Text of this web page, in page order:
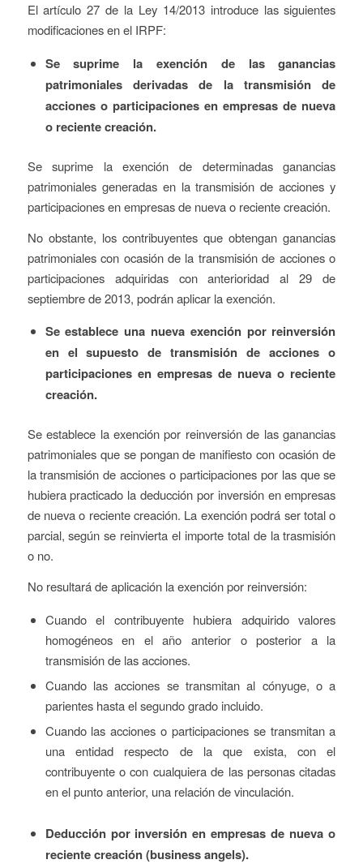
El artículo 27 de la Ley 14/2013 introduce las siguientes
modificaciones en el IRPF:
Se suprime la exención de las ganancias
patrimoniales derivadas de la transmisión de
acciones o participaciones en empresas de nueva
o reciente creación.
Se suprime la exención de determinadas ganancias
patrimoniales generadas en la transmisión de acciones y
participaciones en empresas de nueva o reciente creación.
No obstante, los contribuyentes que obtengan ganancias
patrimoniales con ocasión de la transmisión de acciones o
participaciones adquiridas con anterioridad al 29 de
septiembre de 2013, podrán aplicar la exención.
Se establece una nueva exención por reinversión
en el supuesto de transmisión de acciones o
participaciones en empresas de nueva o reciente
creación.
Se establece la exención por reinversión de las ganancias
patrimoniales que se pongan de manifiesto con ocasión de
la transmisión de acciones o participaciones por las que se
hubiera practicado la deducción por inversión en empresas
de nueva o reciente creación. La exención podrá ser total o
parcial, según se reinvierta el importe total de la trasmisión
o no.
No resultará de aplicación la exención por reinversión:
Cuando el contribuyente hubiera adquirido valores
homogéneos en el año anterior o posterior a la
transmisión de las acciones.
Cuando las acciones se transmitan al cónyuge, o a
parientes hasta el segundo grado incluido.
Cuando las acciones o participaciones se transmitan a
una entidad respecto de la que exista, con el
contribuyente o con cualquiera de las personas citadas
en el punto anterior, una relación de vinculación.
Deducción por inversión en empresas de nueva o
reciente creación (business angels).